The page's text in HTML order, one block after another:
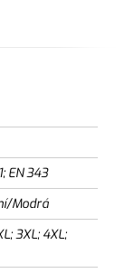
EN 343
Modrá
3XL; 4XL;